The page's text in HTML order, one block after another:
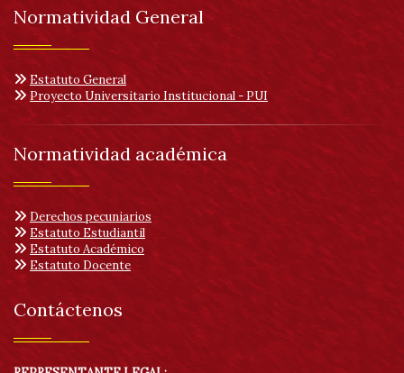
Normatividad General
Estatuto General
Proyecto Universitario Institucional - PUI
Normatividad académica
Derechos pecuniarios
Estatuto Estudiantil
Estatuto Académico
Estatuto Docente
Contáctenos